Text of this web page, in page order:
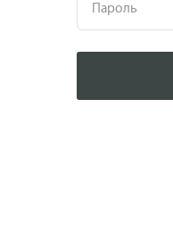
Пароль